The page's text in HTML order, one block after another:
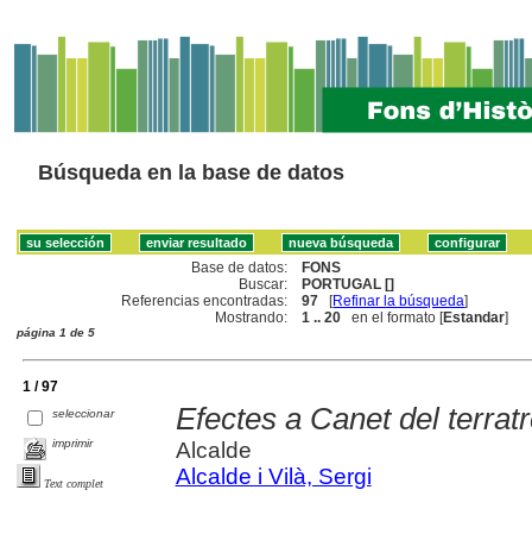
Búsqueda en la base de datos
Base de datos:
FONS
Buscar:
PORTUGAL []
Referencias encontradas:
97 [Refinar la búsqueda]
Mostrando:
1 .. 20 en el formato [Estandar]
página 1 de 5
1 / 97
seleccionar
imprimir
Text complet
Efectes a Canet del
Alcalde
Alcalde i Vilà, Sergi